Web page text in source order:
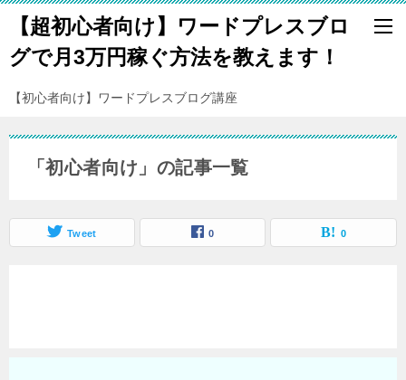
【超初心者向け】ワードプレスブロ
グで月3万円稼ぐ方法を教えます！
【初心者向け】ワードプレスブログ講座
「初心者向け」の記事一覧
Tweet 0 0